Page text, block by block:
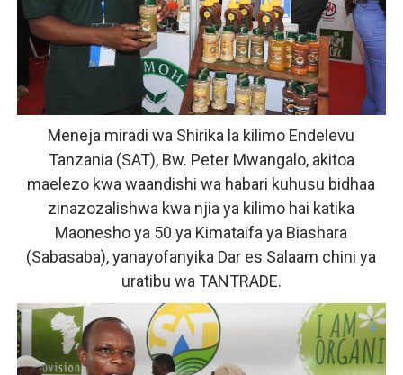
Meneja miradi wa Shirika la kilimo Endelevu
Tanzania (SAT), Bw. Peter Mwangalo, akitoa
maelezo kwa waandishi wa habari kuhusu bidhaa
zinazozalishwa kwa njia ya kilimo hai katika
Maonesho ya 50 ya Kimataifa ya Biashara
(Sabasaba), yanayofanyika Dar es Salaam chini ya
uratibu wa TANTRADE.